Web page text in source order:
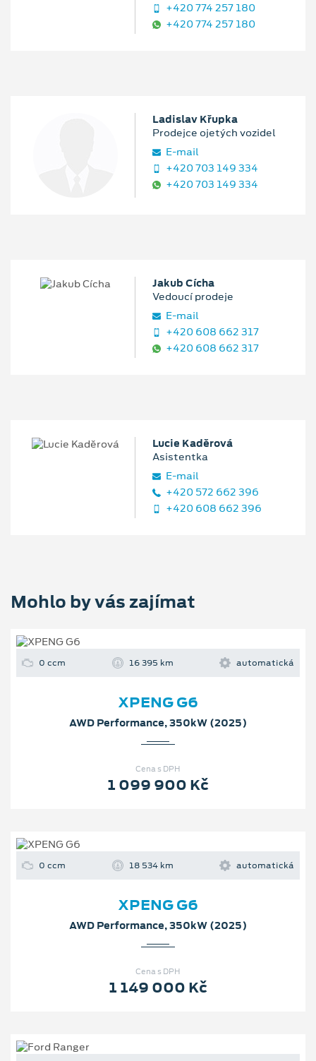
+420 774 257 180
+420 774 257 180
Ladislav Křupka
Prodejce ojetých vozidel
E‑mail
+420 703 149 334
+420 703 149 334
Jakub Cícha
Vedoucí prodeje
E‑mail
+420 608 662 317
+420 608 662 317
Lucie Kaděrová
Asistentka
E‑mail
+420 572 662 396
+420 608 662 396
Mohlo by vás zajímat
0 ccm 16 395 km automatická
XPENG G6
AWD Performance, 350kW (2025)
Cena s DPH
1 099 900 Kč
0 ccm 18 534 km automatická
XPENG G6
AWD Performance, 350kW (2025)
Cena s DPH
1 149 000 Kč